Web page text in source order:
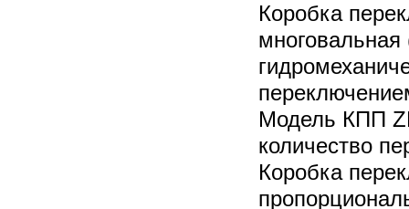
Коробка
Модель КПП
количество
Коробка